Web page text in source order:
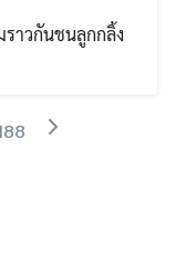
าวกันชนลูกกลิ้ง